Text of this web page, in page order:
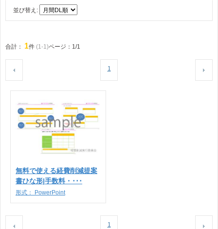
並び替え:
合計： 1件 (1-1)ページ：1/1
1
無料で使える経費削減提案
書ひな形|手数料・･･･
形式： PowerPoint
1